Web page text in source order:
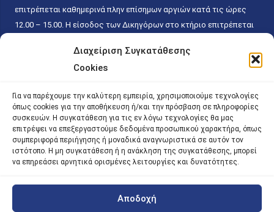
Διαχείριση Συγκατάθεσης
Cookies
Για να παρέχουμε την καλύτερη εμπειρία, χρησιμοποιούμε τεχνολογίες
όπως cookies για την αποθήκευση ή/και την πρόσβαση σε πληροφορίες
συσκευών. Η συγκατάθεση για τις εν λόγω τεχνολογίες θα μας
επιτρέψει να επεξεργαστούμε δεδομένα προσωπικού χαρακτήρα, όπως
συμπεριφορά περιήγησης ή μοναδικά αναγνωριστικά σε αυτόν τον
ιστότοπο. Η μη συγκατάθεση ή η ανάκληση της συγκατάθεσης, μπορεί
να επηρεάσει αρνητικά ορισμένες λειτουργίες και δυνατότητες.
Αποδοχή
επιτρέπεται καθημερινά πλην επίσημων αργιών κατά τις ώρες
12.00 – 15.00. Η είσοδος των Δικηγόρων στο κτήριο επιτρέπεται
κάθε εργάσιμη ημέρα και ώρα χωρίς κανέναν χρονικό ή άλλο
περιορισμό. Η είσοδος του κοινού ειδικά στο γραφείο του
15.00. Η εξυπηρέτηση του κοινού πραγματοποιείται βάσει των
παγίων ισχυουσών διατάξεων. Για την αποφυγή συνωστισμού
εντός του εσωτερικού χώρου εξυπηρέτησης και αναμονής του
κοινού, η εξυπηρέτησή του δύναται να πραγματοποιείται κατόπιν
προγραμματισμένου ραντεβού.
| iky.gr | All Rights Reserved